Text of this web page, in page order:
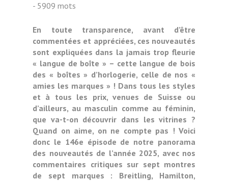
- 5909 mots
En toute transparence, avant d’être
commentées et appréciées, ces nouveautés
sont expliquées dans la jamais trop fleurie
« langue de boîte » – cette langue de bois
des « boîtes » d’horlogerie, celle de nos «
amies les marques » ! Dans tous les styles
et à tous les prix, venues de Suisse ou
d’ailleurs, au masculin comme au féminin,
que va-t-on découvrir dans les vitrines ?
Quand on aime, on ne compte pas ! Voici
donc le 146e épisode de notre panorama
des nouveautés de l’année 2025, avec nos
commentaires critiques sur sept montres
de sept marques : Breitling, Hamilton,